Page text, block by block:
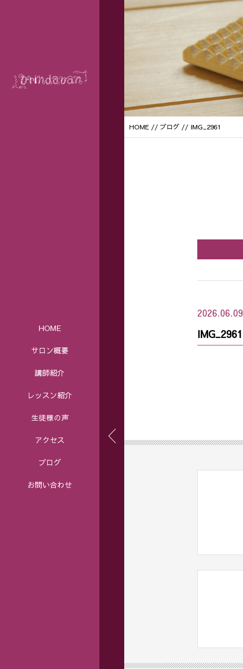
HOME
サロン概要
講師紹介
レッスン紹介
生徒様の声
アクセス
ブログ
お問い合わせ
HOME // ブログ // IMG_2961
2026.06.09
IMG_2961